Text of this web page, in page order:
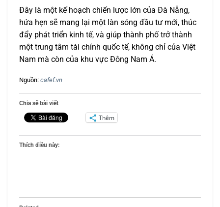
Đây là một kế hoạch chiến lược lớn của Đà Nẵng,
hứa hẹn sẽ mang lại một làn sóng đầu tư mới, thúc
đẩy phát triển kinh tế, và giúp thành phố trở thành
một trung tâm tài chính quốc tế, không chỉ của Việt
Nam mà còn của khu vực Đông Nam Á.
Nguồn: cafef.vn
Chia sẽ bài viết
Thêm
Thích điều này: